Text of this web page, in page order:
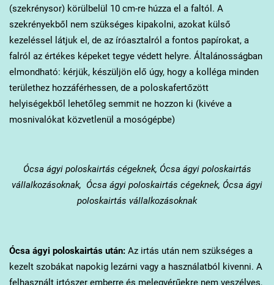
(szekrénysor) körülbelül 10 cm-re húzza el a faltól. A
szekrényekből nem szükséges kipakolni, azokat külső
kezeléssel látjuk el, de az íróasztalról a fontos papírokat, a
falról az értékes képeket tegye védett helyre. Általánosságban
elmondható: kérjük, készüljön elő úgy, hogy a kolléga minden
területhez hozzáférhessen, de a poloskafertőzött
helyiségekből lehetőleg semmit ne hozzon ki (kivéve a
mosnivalókat közvetlenül a mosógépbe)
Ócsa ágyi poloskairtás cégeknek, Ócsa ágyi poloskairtás
vállalkozásoknak, Ócsa ágyi poloskairtás cégeknek, Ócsa ágyi
poloskairtás vállalkozásoknak
Ócsaágyi poloskairtás után:Az irtás után nem szükséges a
kezelt szobákat napokig lezárni vagy a használatból kivenni. A